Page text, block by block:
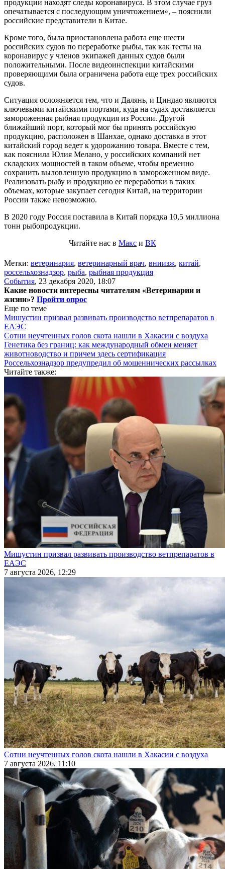
продукции находят следы коронавируса. В этом случае груз
опечатывается с последующим уничтожением», – пояснили
российские представители в Китае.
Кроме того, была приостановлена работа еще шести
российских судов по переработке рыбы, так как тесты на
коронавирус у членов экипажей данных судов были
положительными. После видеоинспекции китайскими
проверяющими была ограничена работа еще трех российских
судов.
Ситуация осложняется тем, что и Далянь, и Циндао являются
ключевыми китайскими портами, куда на судах доставляется
замороженная рыбная продукция из России. Другой
ближайший порт, который мог бы принять российскую
продукцию, расположен в Шанхае, однако доставка в этот
китайский город ведет к удорожанию товара. Вместе с тем,
как пояснила Юлия Мелано, у российских компаний нет
складских мощностей в таком объеме, чтобы временно
сохранить выловленную продукцию в замороженном виде.
Реализовать рыбу и продукцию ее переработки в таких
объемах, которые закупает сегодня Китай, на территории
России также невозможно.
В 2020 году Россия поставила в Китай порядка 10,5 миллиона
тонн рыбопродукции.
Читайте нас в Макс и ВК
Метки: ветеринария, ветеринарный врач, вниизж, китай,
россельхознадзор, рыба, рыбная продукция
События, 23 декабря 2020, 18:07
Какие новости интересны читателям «Ветеринарии и
жизни»? Пройти опрос
Еще по теме
Мишустин призвал развивать производство ветпрепаратов в
ЕАЭС
Сотни неучтенных голов скота нашли в Хакасии с воздуха
Генетика без границ: как международный обмен меняет
животноводство и причем здесь сертификация
Россельхознадзор предупредил об мошеннических рассылках
Читайте также:
Мишустин призвал развивать производство ветпрепаратов в
ЕАЭС
7 августа 2026, 12:29
Сотни неучтенных голов скота нашли в Хакасии с воздуха
7 августа 2026, 11:10